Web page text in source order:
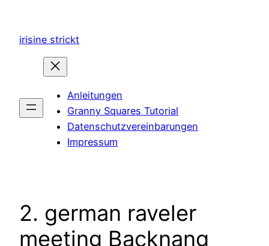
springen
irisine strickt
Anleitungen
Granny Squares Tutorial
Datenschutzvereinbarungen
Impressum
2. german raveler
meeting Backnang